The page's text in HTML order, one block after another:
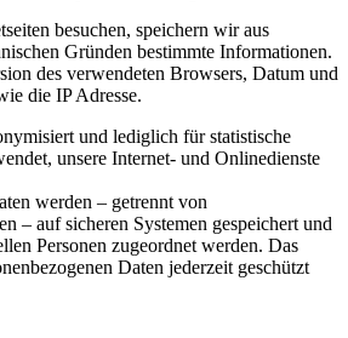
besuchen, speichern wir aus
Gründen bestimmte Informationen.
des verwendeten Browsers, Datum und
die IP Adresse.
und lediglich für statistische
unsere Internet- und Onlinedienste
werden – getrennt von
– auf sicheren Systemen gespeichert und
Personen zugeordnet werden. Das
Daten jederzeit geschützt